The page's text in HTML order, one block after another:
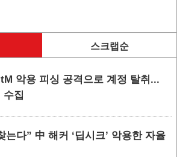
스크랩순
악용 피싱 공격으로 계정 탈취...
수집
는다” 中 해커 ‘딥시크’ 악용한 자율